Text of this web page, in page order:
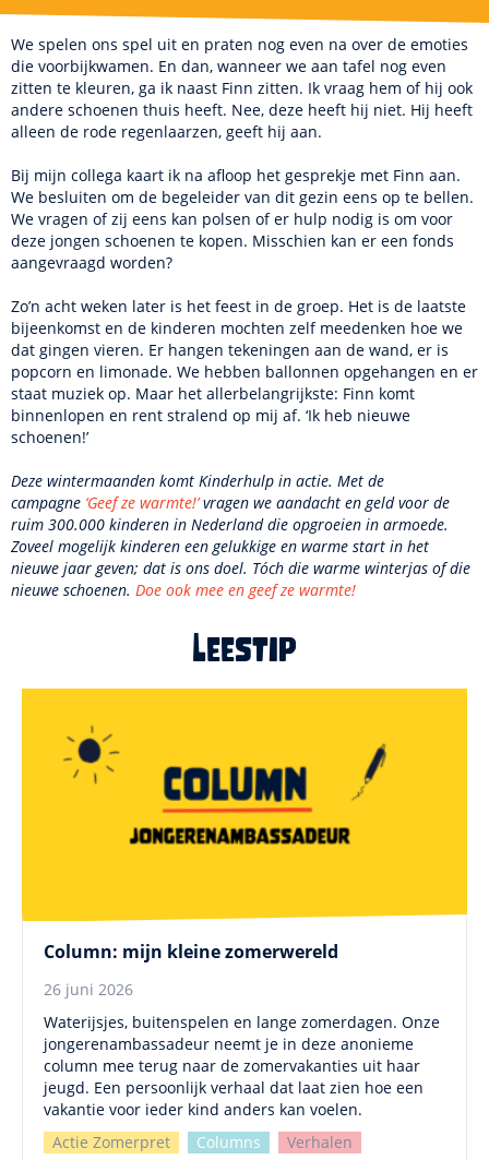
We spelen ons spel uit en praten nog even na over de emoties
die voorbijkwamen. En dan, wanneer we aan tafel nog even
zitten te kleuren, ga ik naast Finn zitten. Ik vraag hem of hij ook
andere schoenen thuis heeft. Nee, deze heeft hij niet. Hij heeft
alleen de rode regenlaarzen, geeft hij aan.
Bij mijn collega kaart ik na afloop het gesprekje met Finn aan.
We besluiten om de begeleider van dit gezin eens op te bellen.
We vragen of zij eens kan polsen of er hulp nodig is om voor
deze jongen schoenen te kopen. Misschien kan er een fonds
aangevraagd worden?
Zo’n acht weken later is het feest in de groep. Het is de laatste
bijeenkomst en de kinderen mochten zelf meedenken hoe we
dat gingen vieren. Er hangen tekeningen aan de wand, er is
popcorn en limonade. We hebben ballonnen opgehangen en er
staat muziek op. Maar het allerbelangrijkste: Finn komt
binnenlopen en rent stralend op mij af. ‘Ik heb nieuwe
schoenen!’
Deze wintermaanden komt Kinderhulp in actie. Met de
campagne ‘Geef ze warmte!’vragen we aandacht en geld voor de
ruim 300.000 kinderen in Nederland die opgroeien in armoede.
Zoveel mogelijk kinderen een gelukkige en warme start in het
nieuwe jaar geven; dat is ons doel. Tóch die warme winterjas of die
nieuwe schoenen. Doe ook mee en geef ze warmte!
Leestip
Column: mijn kleine zomerwereld
26 juni 2026
Waterijsjes, buitenspelen en lange zomerdagen. Onze
jongerenambassadeur neemt je in deze anonieme
column mee terug naar de zomervakanties uit haar
jeugd. Een persoonlijk verhaal dat laat zien hoe een
vakantie voor ieder kind anders kan voelen.
Actie Zomerpret
Columns Verhalen